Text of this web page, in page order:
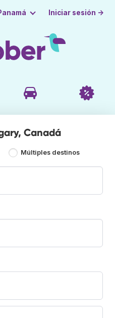
Iniciar sesión →
Canadá
Múltiples destinos